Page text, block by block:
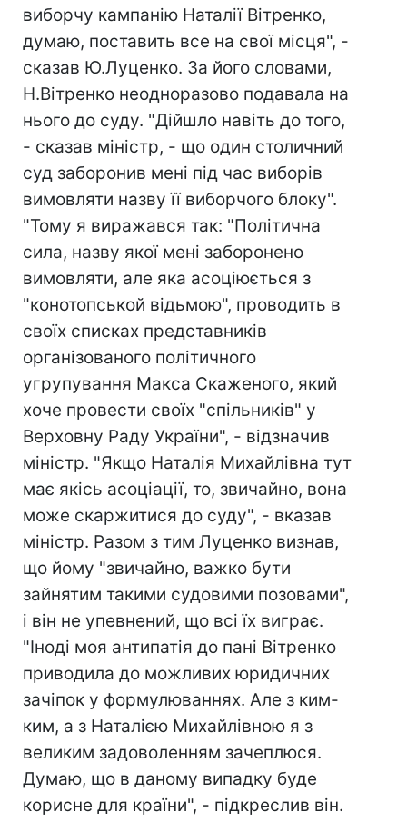
виборчу кампанію Наталії Вітренко,
думаю, поставить все на свої місця", -
сказав Ю.Луценко. За його словами,
Н.Вітренко неодноразово подавала на
нього до суду. "Дійшло навіть до того,
- сказав міністр, - що один столичний
суд заборонив мені під час виборів
вимовляти назву її виборчого блоку".
"Тому я виражався так: "Політична
сила, назву якої мені заборонено
вимовляти, але яка асоціюється з
"конотопськой відьмою", проводить в
своїх списках представників
організованого політичного
угрупування Макса Скаженого, який
хоче провести своїх "спільників" у
Верховну Раду України", - відзначив
міністр. "Якщо Наталія Михайлівна тут
має якісь асоціації, то, звичайно, вона
може скаржитися до суду", - вказав
міністр. Разом з тим Луценко визнав,
що йому "звичайно, важко бути
зайнятим такими судовими позовами",
і він не упевнений, що всі їх виграє.
"Іноді моя антипатія до пані Вітренко
приводила до можливих юридичних
зачіпок у формулюваннях. Але з ким-
ким, а з Наталією Михайлівною я з
великим задоволенням зачеплюся.
Думаю, що в даному випадку буде
корисне для країни", - підкреслив він.